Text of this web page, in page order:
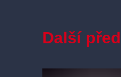
STŘEŠE
Další